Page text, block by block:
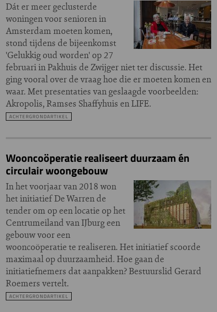
Dát er meer geclusterde
woningen voor senioren in
Amsterdam moeten komen,
stond tijdens de bijeenkomst
'Gelukkig oud worden' op 27
februari in Pakhuis de Zwijger niet ter discussie. Het
ging vooral over de vraag hoe die er moeten komen en
waar. Met presentaties van geslaagde voorbeelden:
Akropolis, Ramses Shaffyhuis en LIFE.
ACHTERGRONDARTIKEL
Wooncoöperatie realiseert duurzaam én
circulair woongebouw
In het voorjaar van 2018 won
het initiatief De Warren de
tender om op een locatie op het
Centrumeiland van IJburg een
gebouw voor een
wooncoöperatie te realiseren. Het initiatief scoorde
maximaal op duurzaamheid. Hoe gaan de
initiatiefnemers dat aanpakken? Bestuurslid Gerard
Roemers vertelt.
ACHTERGRONDARTIKEL